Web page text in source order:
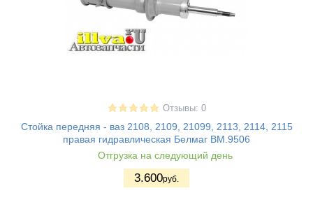
Отзывы: 0
Стойка передняя - ваз 2108, 2109, 21099, 2113, 2114, 2115
правая гидравлическая Белмаг BM.9506
Отгрузка на следующий день
3.600руб.